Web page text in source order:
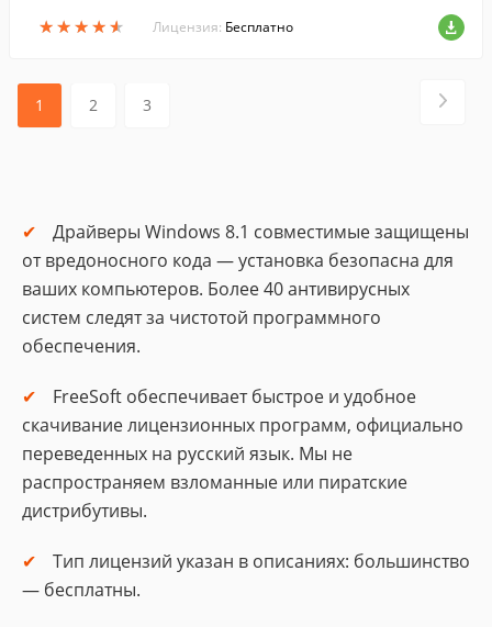
★★★★★
★★★★★
ойками форматирования USB-носителе
Лицензия: Бесплатно
1 2 3
Драйверы Windows 8.1 совместимые защищены
от вредоносного кода — установка безопасна для
ваших компьютеров. Более 40 антивирусных
систем следят за чистотой программного
обеспечения.
FreeSoft обеспечивает быстрое и удобное
скачивание лицензионных программ, официально
переведенных на русский язык. Мы не
распространяем взломанные или пиратские
дистрибутивы.
Тип лицензий указан в описаниях: большинство
— бесплатны.